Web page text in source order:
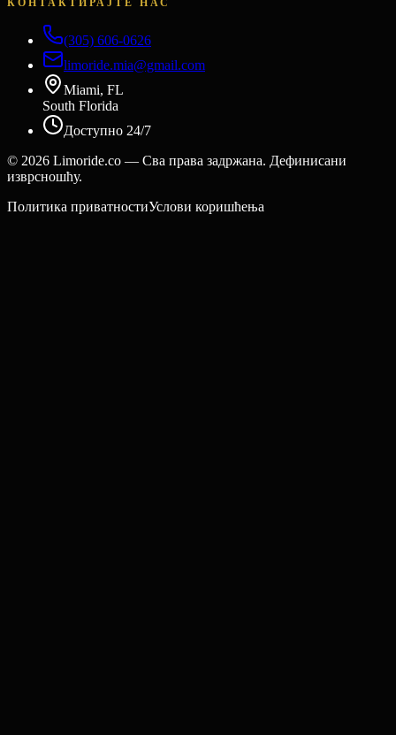
КОНТАКТИРАЈТЕ НАС
(305) 606-0626
limoride.mia@gmail.com
Miami, FL
South Florida
Доступно 24/7
© 2026 Limoride.co — Сва права задржана. Дефинисани
изврсношћу.
Политика приватностиУслови коришћења